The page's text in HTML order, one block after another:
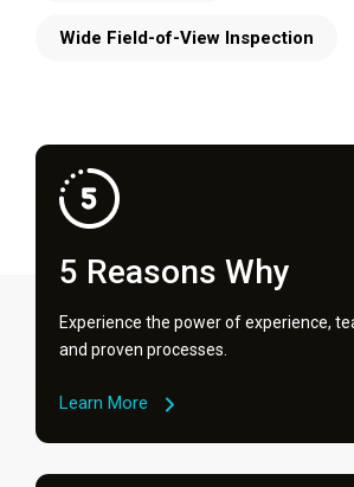
Wide Field-of-View Inspection
5 Reasons Why
Experience the power of experience,
and proven processes.
Learn More